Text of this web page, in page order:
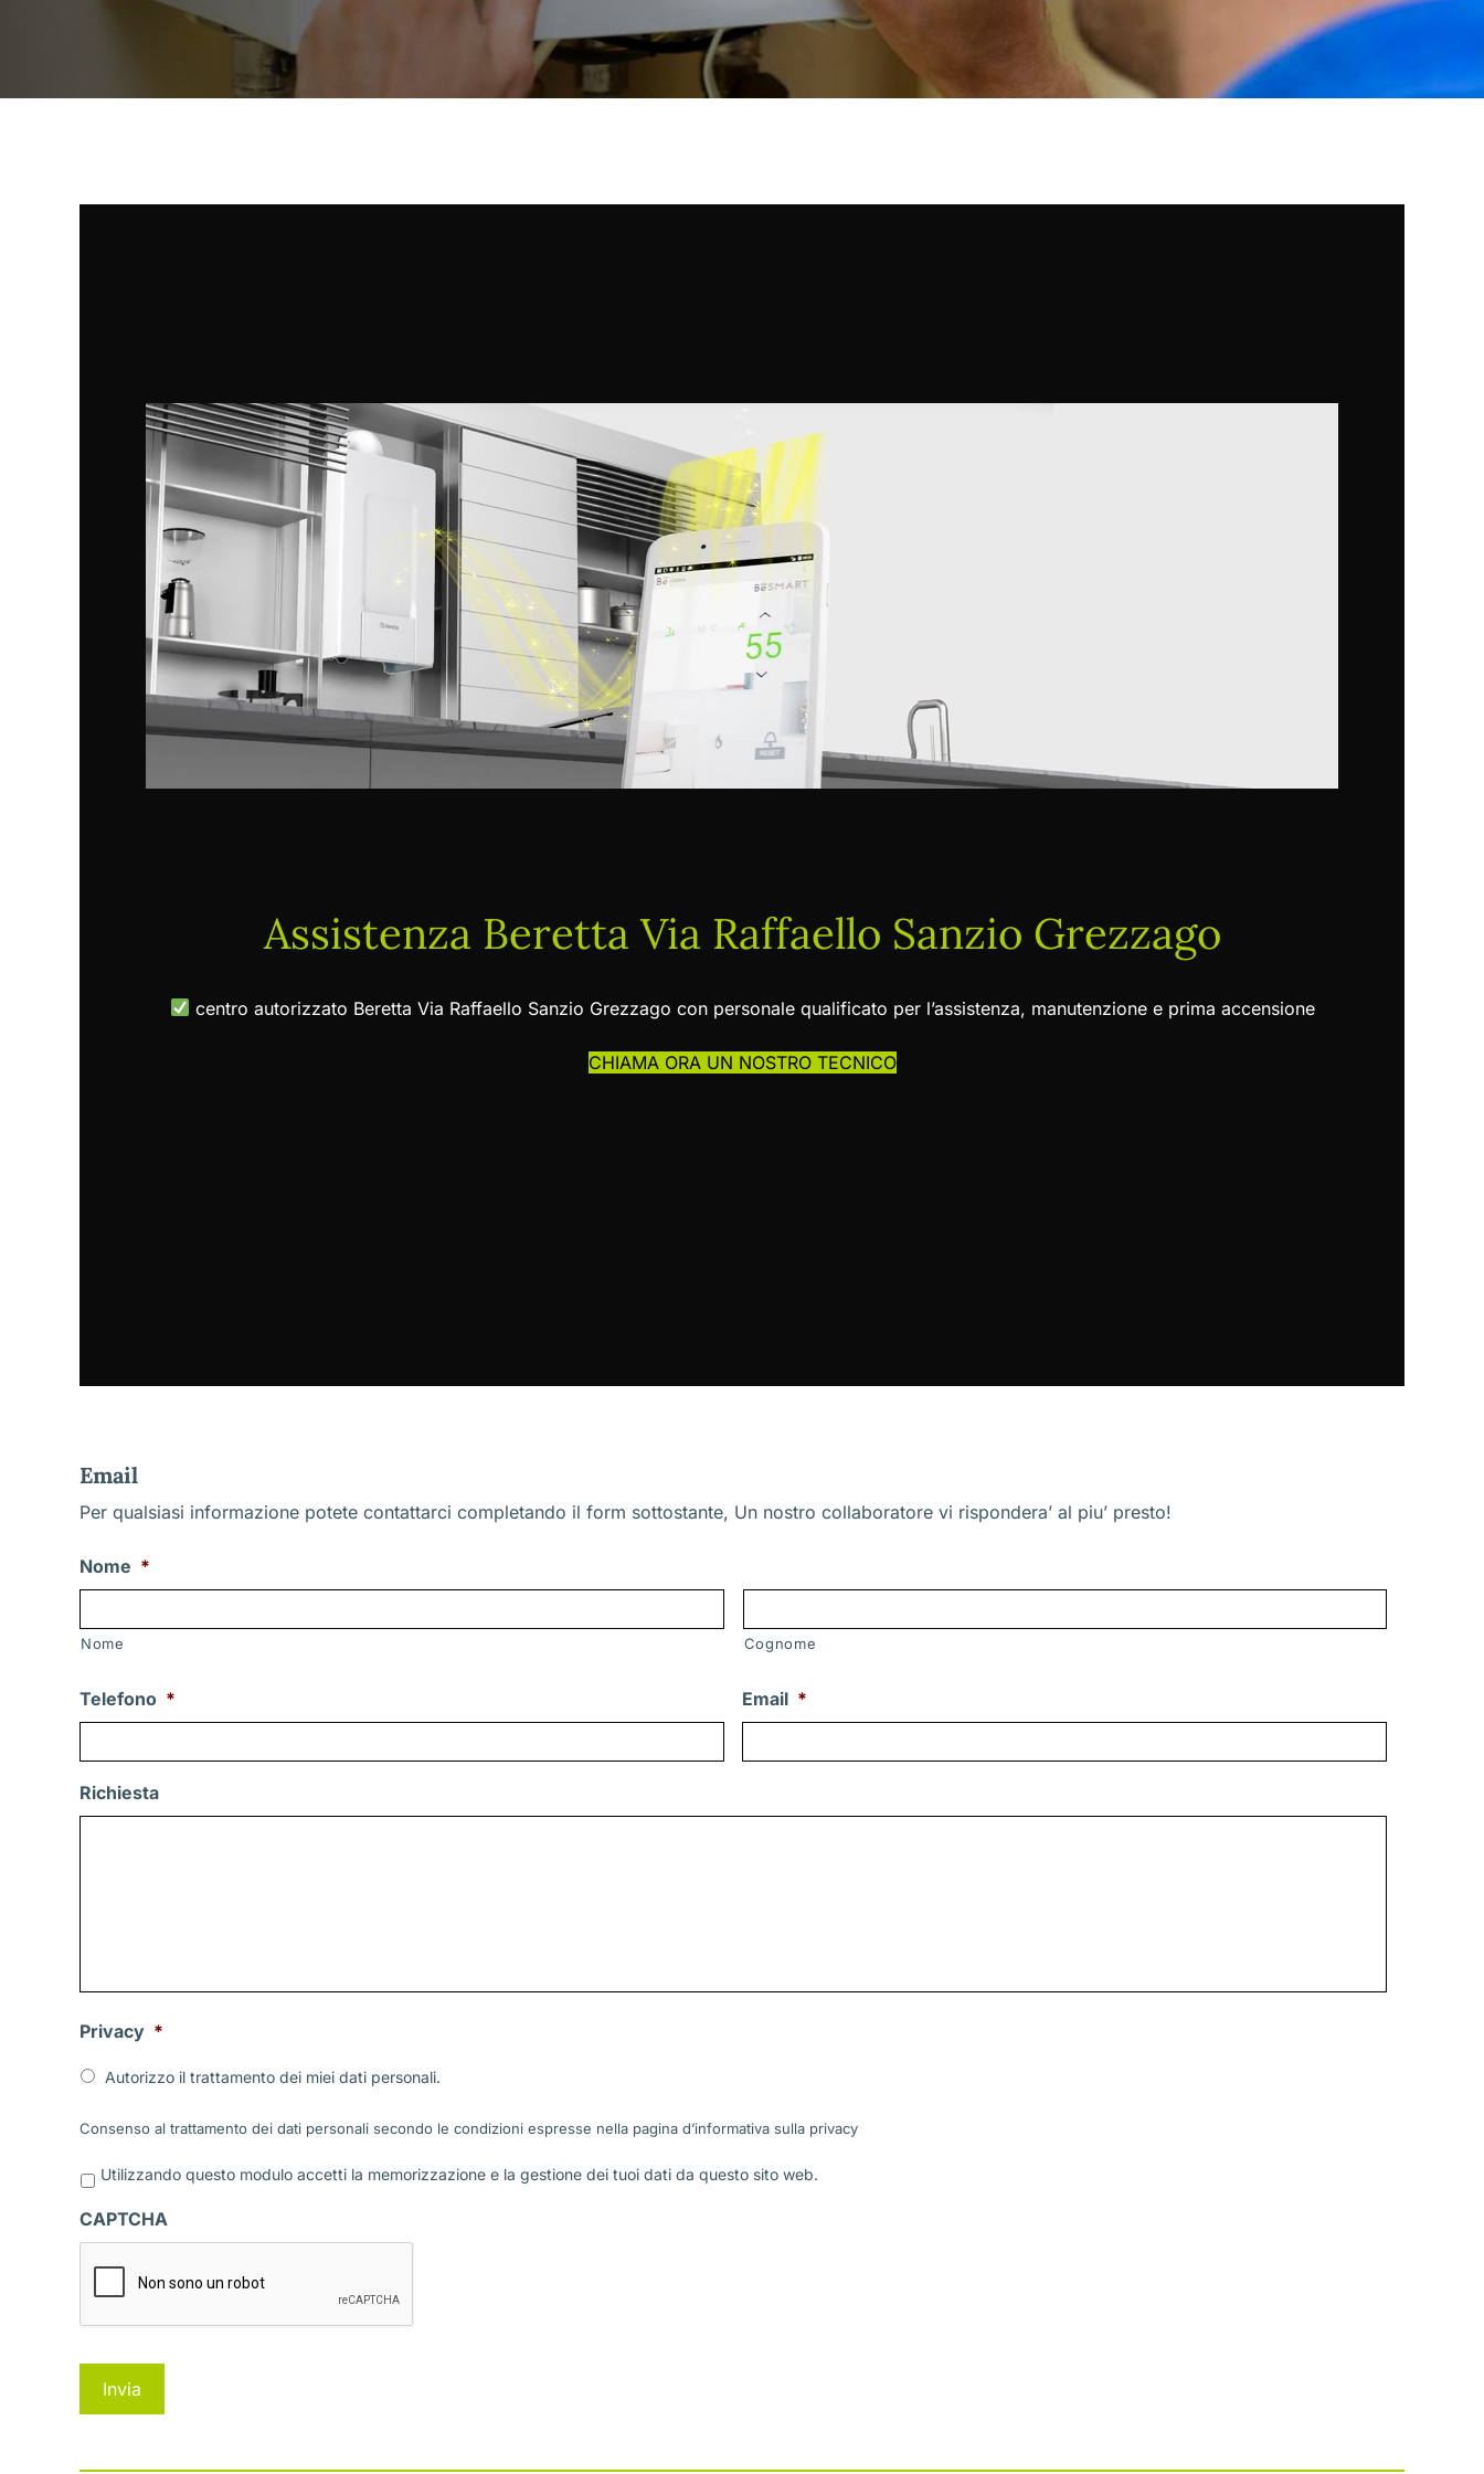
Assistenza Beretta Via Raffaello Sanzio Grezzago
centro autorizzato Beretta Via Raffaello Sanzio Grezzago con personale qualificato per l’assistenza, manutenzione e prima accensione
CHIAMA ORA UN NOSTRO TECNICO
Email
Per qualsiasi informazione potete contattarci completando il form sottostante, Un nostro collaboratore vi rispondera’ al piu’ presto!
Nome *
Nome Cognome
Telefono * Email *
Richiesta
Privacy *
Autorizzo il trattamento dei miei dati personali.
Consenso al trattamento dei dati personali secondo le condizioni espresse nella pagina d’informativa sulla privacy
P
r
i
v
*
Utilizzando questo modulo accetti la memorizzazione e la gestione dei tuoi dati da questo sito web.
CAPTCHA